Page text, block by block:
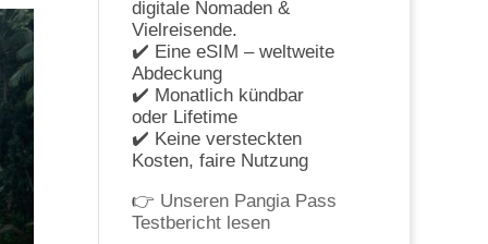
digitale Nomaden &
Vielreisende.
✔️ Eine eSIM – weltweite
Abdeckung
✔️ Monatlich kündbar
oder Lifetime
✔️ Keine versteckten
Kosten, faire Nutzung
👉 Unseren Pangia Pass
Testbericht lesen